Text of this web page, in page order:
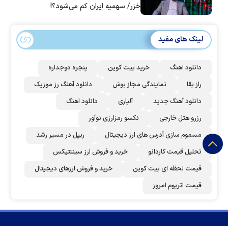
خزر/ سهمیه ایران کم می‌شود؟!
لینک های مفید
دانلود اهنگ خرید بیت کوین
پنجره دوجداره
راز بقا
نمایندگی مجاز بوش
دانلود آهنگ رز‌ موزیک
دانلود آهنگ جدید
آلپاری
دانلود اهنگ
رزرو هتل خارجی
نکسو رمزارزی نوآور
مسموم سازی آدرس های ارز دیجیتال
ریپل در مسیر رشد
تحلیل قیمت کاردانو
خرید و فروش ارز سینتتیکس
قیمت لحظه ای بیت کوین
خرید و فروش ارزهای دیجیتال
قیمت اتریوم امروز